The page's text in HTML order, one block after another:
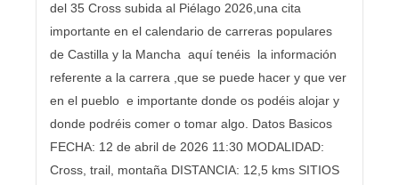
del 35 Cross subida al Piélago 2026,una cita
importante en el calendario de carreras populares
de Castilla y la Mancha aquí tenéis la información
referente a la carrera ,que se puede hacer y que ver
en el pueblo e importante donde os podéis alojar y
donde podréis comer o tomar algo. Datos Basicos
FECHA: 12 de abril de 2026 11:30 MODALIDAD:
Cross, trail, montaña DISTANCIA: 12,5 kms SITIOS